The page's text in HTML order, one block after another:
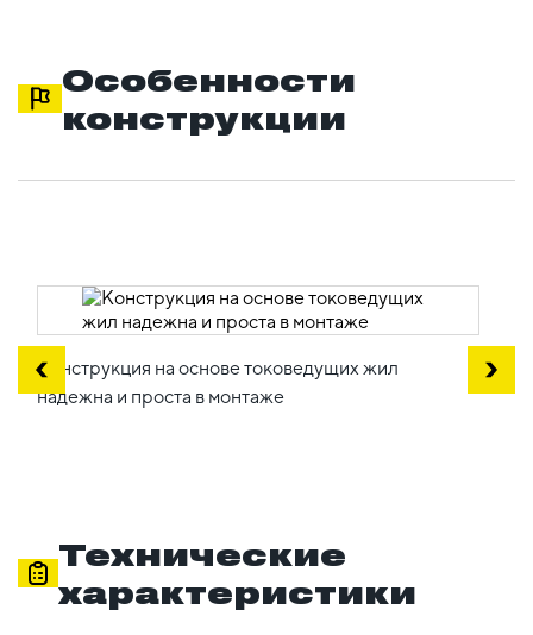
Особенности
конструкции
Конструкция на основе токоведущих жил
надежна и проста в монтаже
Технические
характеристики